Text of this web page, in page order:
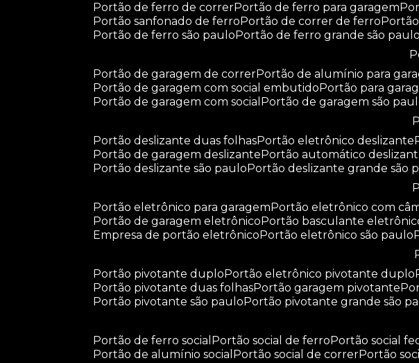
portão de ferro de correr
portão de ferro para garagem
portão sanfonado de ferro
portão de correr de ferro
portão de ferro são paulo
portão de ferro grande são paulo
portão de garagem de correr
portão de alumínio para
portão de garagem com social embutido
portão para
portão de garagem com social
portão de garagem são
portão deslizante duas folhas
portão eletrônico deslizante
portão de garagem deslizante
portão automático
portão deslizante são paulo
portão deslizante grande são
portão eletrônico para garagem
portão eletrônico com
portão de garagem eletrônico
portão basculante
empresa de portão eletrônico
portão eletrônico são paulo
portão pivotante duplo
portão eletrônico pivotante duplo
portão pivotante duas folhas
portão garagem pivotante
portão pivotante são paulo
portão pivotante grande são
portão de ferro social
portão social de ferro portão social
portão de alumínio social
portão social de correr portão